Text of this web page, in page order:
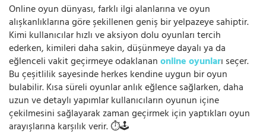
Online oyun dünyası, farklı ilgi alanlarına ve oyun
alışkanlıklarına göre şekillenen geniş bir yelpazeye sahiptir.
Kimi kullanıcılar hızlı ve aksiyon dolu oyunları tercih
ederken, kimileri daha sakin, düşünmeye dayalı ya da
eğlenceli vakit geçirmeye odaklananonline oyunları seçer.
Bu çeşitlilik sayesinde herkes kendine uygun bir oyun
bulabilir. Kısa süreli oyunlar anlık eğlence sağlarken, daha
uzun ve detaylı yapımlar kullanıcıların oyunun içine
çekilmesini sağlayarak zaman geçirmek için yaptıkları oyun
arayışlarına karşılık verir. ⏱️🕹️